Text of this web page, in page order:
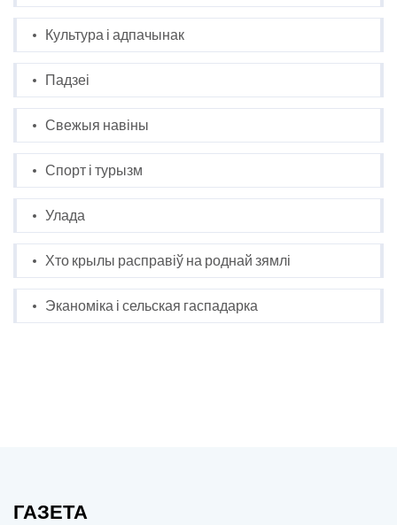
Культура і адпачынак
Падзеі
Свежыя навіны
Спорт і турызм
Улада
Хто крылы расправіў на роднай зямлі
Эканоміка і сельская гаспадарка
ГАЗЕТА